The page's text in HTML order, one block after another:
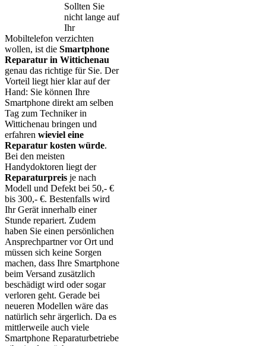
Sollten Sie
nicht lange auf
Ihr
Mobiltelefon verzichten
wollen, ist die Smartphone
Reparatur in Wittichenau
genau das richtige für Sie. Der
Vorteil liegt hier klar auf der
Hand: Sie können Ihre
Smartphone direkt am selben
Tag zum Techniker in
Wittichenau bringen und
erfahren wieviel eine
Reparatur kosten würde.
Bei den meisten
Handydoktoren liegt der
Reparaturpreis je nach
Modell und Defekt bei 50,- €
bis 300,- €. Bestenfalls wird
Ihr Gerät innerhalb einer
Stunde repariert. Zudem
haben Sie einen persönlichen
Ansprechpartner vor Ort und
müssen sich keine Sorgen
machen, dass Ihre Smartphone
beim Versand zusätzlich
beschädigt wird oder sogar
verloren geht. Gerade bei
neueren Modellen wäre das
natürlich sehr ärgerlich. Da es
mittlerweile auch viele
Smartphone Reparaturbetriebe